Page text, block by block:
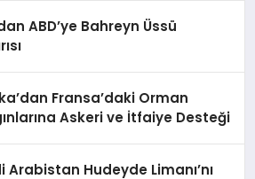
ABD’ye Bahreyn Üssü
Fransa’daki Orman
Askeri ve İtfaiye Desteği
Arabistan Hudeyde Limanı’nı